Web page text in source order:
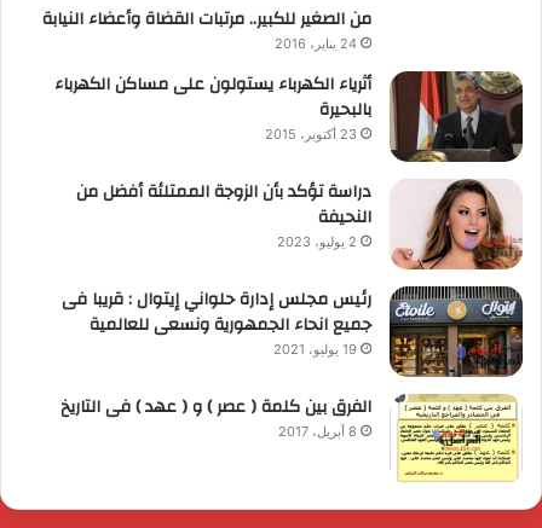
من الصغير للكبير.. مرتبات القضاة وأعضاء النيابة
24 يناير، 2016
أثرياء الكهرباء يستولون على مساكن الكهرباء
بالبحيرة
23 أكتوبر، 2015
دراسة تؤكد بأن الزوجة الممتلئة أفضل من
النحيفة
2 يوليو، 2023
رئيس مجلس إدارة حلواني إيتوال : قريبا فى
جميع انحاء الجمهورية ونسعى للعالمية
19 يوليو، 2021
الفرق بين كلمة ( عصر ) و ( عهد ) فى التاريخ
8 أبريل، 2017